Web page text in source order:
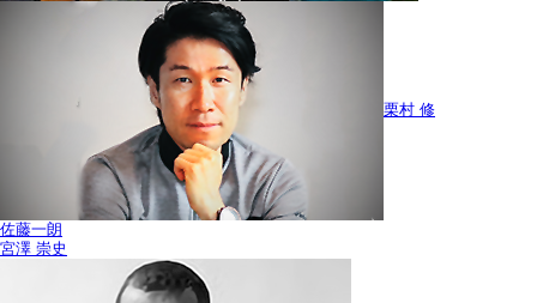
栗村 修
佐藤一朗
宮澤 崇史